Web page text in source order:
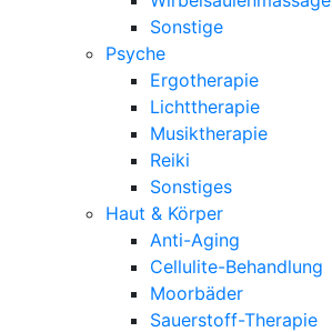
Sonstige
Psyche
Ergotherapie
Lichttherapie
Musiktherapie
Reiki
Sonstiges
Haut & Körper
Anti-Aging
Cellulite-Behandlung
Moorbäder
Sauerstoff-Therapie